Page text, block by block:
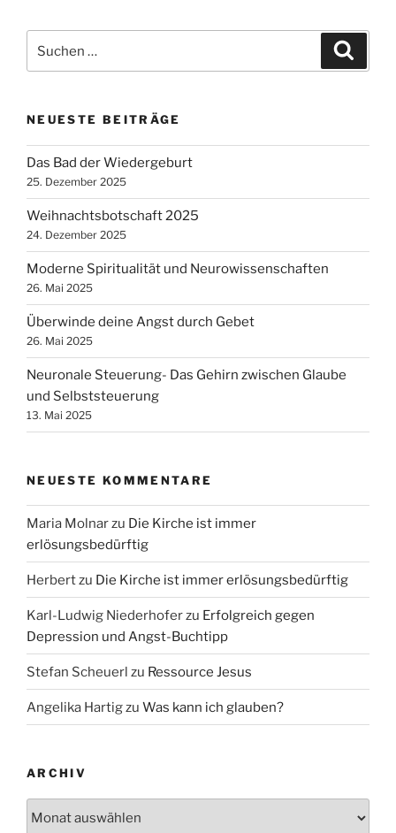
Völkern“
nach:
NEUESTE BEITRÄGE
Das Bad der Wiedergeburt
25. Dezember 2025
Weihnachtsbotschaft 2025
24. Dezember 2025
Moderne Spiritualität und Neurowissenschaften
26. Mai 2025
Überwinde deine Angst durch Gebet
26. Mai 2025
Neuronale Steuerung- Das Gehirn zwischen Glaube
und Selbststeuerung
13. Mai 2025
NEUESTE KOMMENTARE
Maria Molnarzu Die Kirche ist immer
erlösungsbedürftig
Herbertzu Die Kirche ist immer erlösungsbedürftig
Karl-Ludwig Niederhoferzu Erfolgreich gegen
Depression und Angst-Buchtipp
Stefan Scheuerl zu Ressource Jesus
Angelika Hartigzu Was kann ich glauben?
ARCHIV